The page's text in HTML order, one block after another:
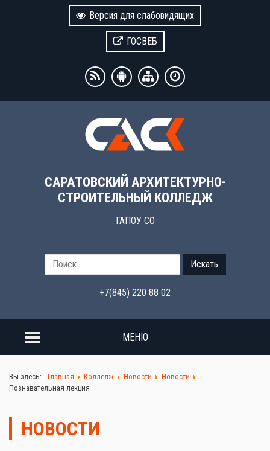
Версия для слабовидящих
ГОСВЕБ
САРАТОВСКИЙ АРХИТЕКТУРНО-
СТРОИТЕЛЬНЫЙ КОЛЛЕДЖ
ГАПОУ СО
Искать
+7(845) 220 88 02
МЕНЮ
Вы здесь: Главная Колледж Новости
Новости
Познавательная лекция
НОВОСТИ